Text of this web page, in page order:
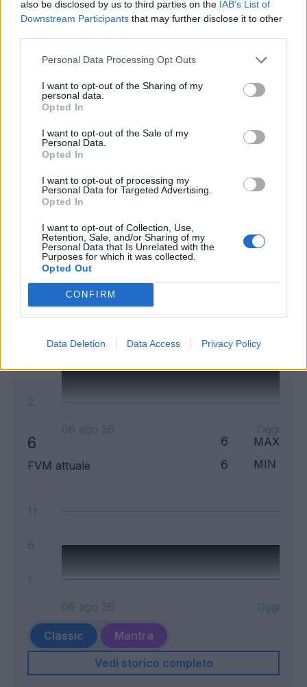
also be disclosed by us to third parties on the IAB’s List of
Downstream Participants that may further disclose it to other
Personal Data Processing Opt Outs
I want to opt-out of the Sharing of my
personal data.
Opted In
I want to opt-out of the Sale of my
Personal Data.
Opted In
I want to opt-out of processing my
Personal Data for Targeted Advertising.
Opted In
I want to opt-out of Collection, Use,
Retention, Sale, and/or Sharing of my
Personal Data that Is Unrelated with the
Purposes for which it was collected.
Opted Out
CONFIRM
Data Deletion Data Access Privacy Policy
Classic
Andamento FantaValore di Mercato
FVM attuale 7 MIN
7
6
FVM attuale
6 MAX
6 MIN
Classic
Mantra
Vedi storico completo